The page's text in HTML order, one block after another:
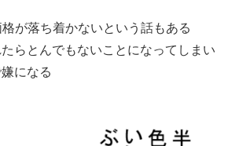
が落ち着かないという話もある
らとんでもないことになってしまい
になる